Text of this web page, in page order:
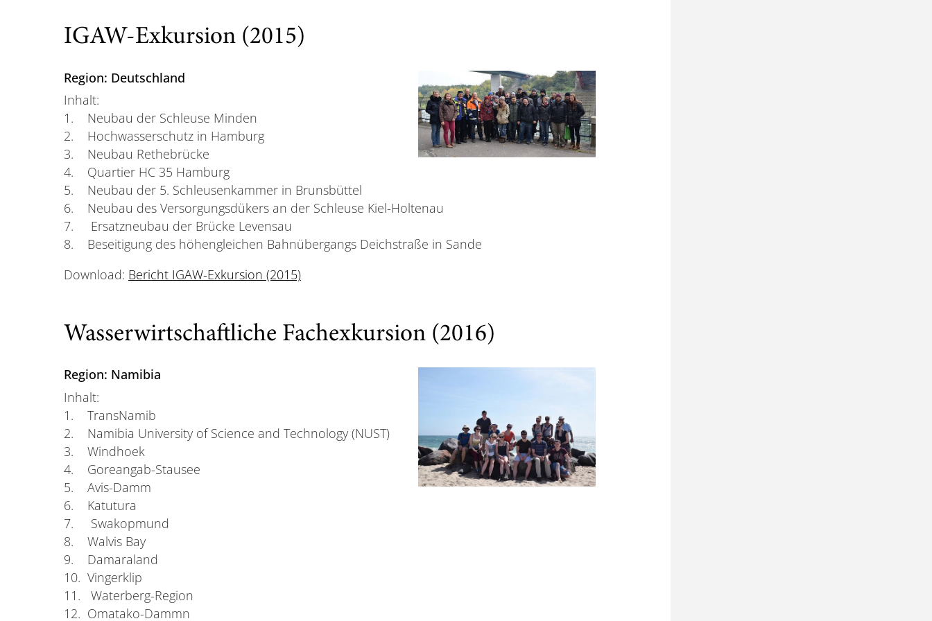
IGAW-Exkursion (2015)
Region: Deutschland
Inhalt:
1. Neubau der Schleuse Minden
2. Hochwasserschutz in Hamburg
3. Neubau Rethebrücke
4. Quartier HC 35 Hamburg
5. Neubau der 5. Schleusenkammer in Brunsbüttel
6. Neubau des Versorgungsdükers an der Schleuse Kiel-Holtenau
7. Ersatzneubau der Brücke Levensau
8. Beseitigung des höhengleichen Bahnübergangs Deichstraße in Sande
Download: Bericht IGAW-Exkursion (2015)
Wasserwirtschaftliche Fachexkursion (2016)
Region: Namibia
Inhalt:
1. TransNamib
2. Namibia University of Science and Technology (NUST)
3. Windhoek
4. Goreangab-Stausee
5. Avis-Damm
6. Katutura
7. Swakopmund
8. Walvis Bay
9. Damaraland
10. Vingerklip
11. Waterberg-Region
12. Omatako-Dammn